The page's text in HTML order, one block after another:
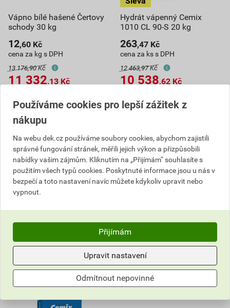
Vápno bílé hašené Čertovy
schody 30 kg
12,60 Kč
cena za kg s DPH
13 176,90 Kč
11 332,13 Kč
Na poptávku
Dostupné jen v (8) prodejnách
paleta
Poptat
do košíku přidáte 900 kg
11 332,13
Hydrát vápenný Cemix
1010 CL 90-S 20 kg
263,47 Kč
cena za ks s DPH
12 463,97 Kč
10 538,62 Kč
Na poptávku
paleta
Poptat
do košíku přidáte 40 ks
Používáme cookies pro lepší zážitek z
nákupu
Na webu dek.cz používáme soubory cookies, abychom zajistili
správné fungování stránek, měřili jejich výkon a přizpůsobili
nabídky vašim zájmům. Kliknutím na „Přijímám“ souhlasíte s
použitím všech typů cookies. Poskytnuté informace jsou u nás v
bezpečí a toto nastavení navíc můžete kdykoliv upravit nebo
vypnout.
Přijímám
Upravit nastavení
Odmítnout nepovinné